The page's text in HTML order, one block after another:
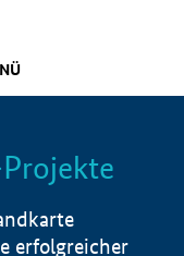
Info
erfolgreicher